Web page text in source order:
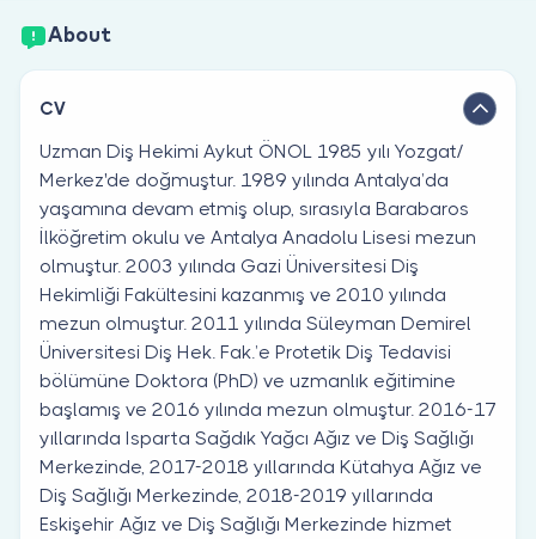
About
CV
Uzman Diş Hekimi Aykut ÖNOL 1985 yılı Yozgat/
Merkez'de doğmuştur. 1989 yılında Antalya’da
yaşamına devam etmiş olup, sırasıyla Barabaros
İlköğretim okulu ve Antalya Anadolu Lisesi mezun
olmuştur. 2003 yılında Gazi Üniversitesi Diş
Hekimliği Fakültesini kazanmış ve 2010 yılında
mezun olmuştur. 2011 yılında Süleyman Demirel
Üniversitesi Diş Hek. Fak.’e Protetik Diş Tedavisi
bölümüne Doktora (PhD) ve uzmanlık eğitimine
başlamış ve 2016 yılında mezun olmuştur. 2016-17
yıllarında Isparta Sağdık Yağcı Ağız ve Diş Sağlığı
Merkezinde, 2017-2018 yıllarında Kütahya Ağız ve
Diş Sağlığı Merkezinde, 2018-2019 yıllarında
Eskişehir Ağız ve Diş Sağlığı Merkezinde hizmet